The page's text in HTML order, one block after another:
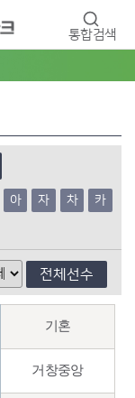
통합검색
아 자 차
카
전체선수
기혼
거창중앙